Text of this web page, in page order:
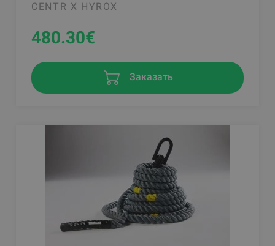
CENTR X HYROX
480.30€
Заказать